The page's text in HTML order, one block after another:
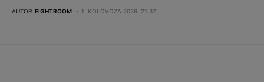
AUTOR FIGHTROOM 1. KOLOVOZA 2026. 21:37